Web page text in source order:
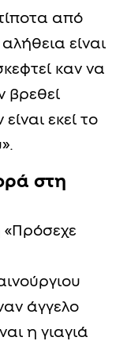
από
είναι
καν να
βρεθεί
εκεί το
στη
άγγελο
η γιαγιά